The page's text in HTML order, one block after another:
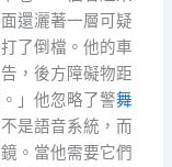
還灑著一層可疑
了倒檔。他的車
，後方障礙物距
」他忽略了警舞
是語音系統，而
。當他需要它們